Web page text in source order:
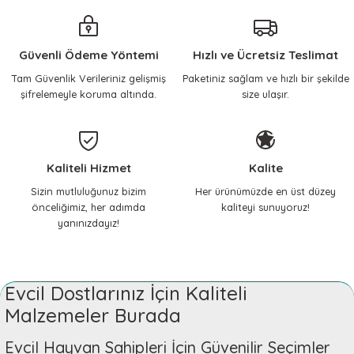
ilhami yılmaz | 18/04/2026
Sorun yaşamadan
halledebildim.
ihtiyacımda mutlaka buraya
geliyorum, içim rahat
çocuklarıma güvenle alışveriş
yapıyorum.
Teşekkürler
Gizem Özpınar | 18/11/2025
Sepete Ekle
Köpek Tarağı Çift Taraflı Esnek Kafalı 21*6 cm
KERBL Pet
Köpek Tırnak Makası [14,5 cm]
KERBL Pet
Güvenli Ödeme Yöntemi
Tam Güvenlik Verileriniz gelişmiş
şifrelemeyle koruma altında.
Hızlı ve Ücretsiz Teslimat
Paketiniz sağlam ve hızlı bir şekilde
size ulaşır.
Kaliteli Hizmet
Sizin mutluluğunuz bizim
önceliğimiz, her adımda
yanınızdayız!
Kalite
Her ürünümüzde en üst düzey
kaliteyi sunuyoruz!
Evcil Dostlarınız İçin Kaliteli
Malzemeler Burada
Evcil Hayvan Sahipleri İçin Güvenilir Seçimler